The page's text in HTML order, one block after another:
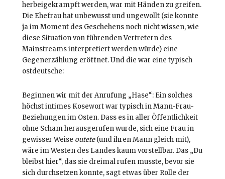
herbeigekrampft werden, war mit Händen zu greifen.
Die Ehefrau hat unbewusst und ungewollt (sie konnte
ja im Moment des Geschehens noch nicht wissen, wie
diese Situation von führenden Vertretern des
Mainstreams interpretiert werden würde) eine
Gegenerzählung eröffnet. Und die war eine typisch
ostdeutsche:
Beginnen wir mit der Anrufung „Hase“: Ein solches
höchst intimes Kosewort war typisch in Mann-Frau-
Beziehungen im Osten. Dass es in aller Öffentlichkeit
ohne Scham herausgerufen wurde, sich eine Frau in
gewisser Weise outete(und ihren Mann gleich mit),
wäre im Westen des Landes kaum vorstellbar. Das „Du
bleibst hier“, das sie dreimal rufen musste, bevor sie
sich durchsetzen konnte, sagt etwas über Rolle der